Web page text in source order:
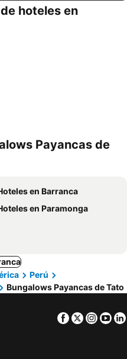
hoteles en
Payancas de
en Barranca
en Paramonga
Perú
Bungalows Payancas de Tato
Facebook
Twitter